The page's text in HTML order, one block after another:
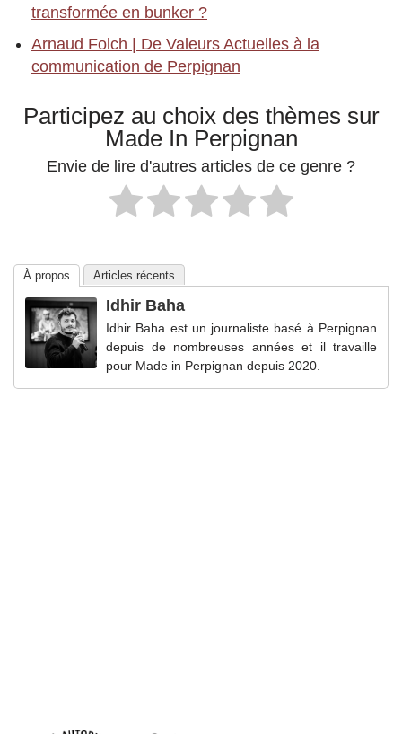
transformée en bunker ?
Arnaud Folch | De Valeurs Actuelles à la
communication de Perpignan
Participez au choix des thèmes sur
Made In Perpignan
Envie de lire d'autres articles de ce genre ?
À propos Articles récents
Idhir Baha
Idhir Baha est un journaliste basé à Perpignan
depuis de nombreuses années et il travaille
pour Made in Perpignan depuis 2020.